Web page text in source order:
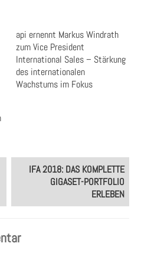
api ernennt Markus Windrath
zum Vice President
International Sales – Stärkung
des internationalen
Wachstums im Fokus
IFA 2018: DAS KOMPLETTE
GIGASET-PORTFOLIO
ERLEBEN